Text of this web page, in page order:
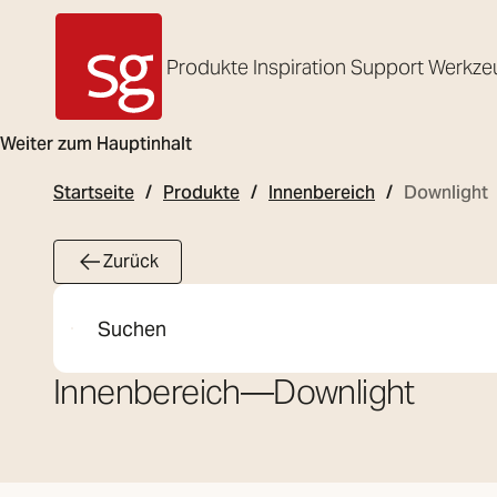
Weiter zum Hauptinhalt
SG Armaturen
Produkte Inspiration Support
Startseite Produkte Innenbereich Downlight
Zurück
Suche
Innenbereich—Downlight